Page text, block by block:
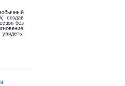
создав
без